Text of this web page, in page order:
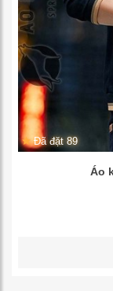
Đã đặt 89
Áo